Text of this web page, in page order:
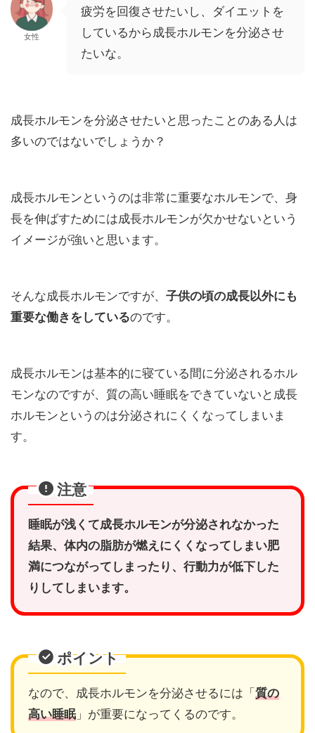
女性
疲労を回復させたいし、ダイエットを
しているから成長ホルモンを分泌させ
たいな。
成長ホルモンを分泌させたいと思ったことのある人は
多いのではないでしょうか？
成長ホルモンというのは非常に重要なホルモンで、身
長を伸ばすためには成長ホルモンが欠かせないという
イメージが強いと思います。
そんな成長ホルモンですが、 子供の頃の成長以外にも
重要な働きをしているのです。
成長ホルモンは基本的に寝ている間に分泌されるホル
モンなのですが、質の高い睡眠をできていないと成長
ホルモンというのは分泌されにくくなってしまいま
す。
注意
睡眠が浅くて成長ホルモンが分泌されなかった
結果、体内の脂肪が燃えにくくなってしまい肥
満につながってしまったり、行動力が低下した
りしてしまいます。
ポイント
なので、成長ホルモンを分泌させるには「質の
高い睡眠」が重要になってくるのです。